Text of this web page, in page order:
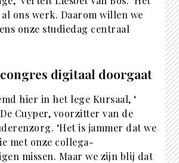
al ons werk. Daarom willen we
onze studiedag centraal
digitaal doorgaat
hier in het lege Kursaal, ‘
Cuyper, voorzitter van de
‘Het is jammer dat we
met onze collega-
missen. Maar we zijn blij dat